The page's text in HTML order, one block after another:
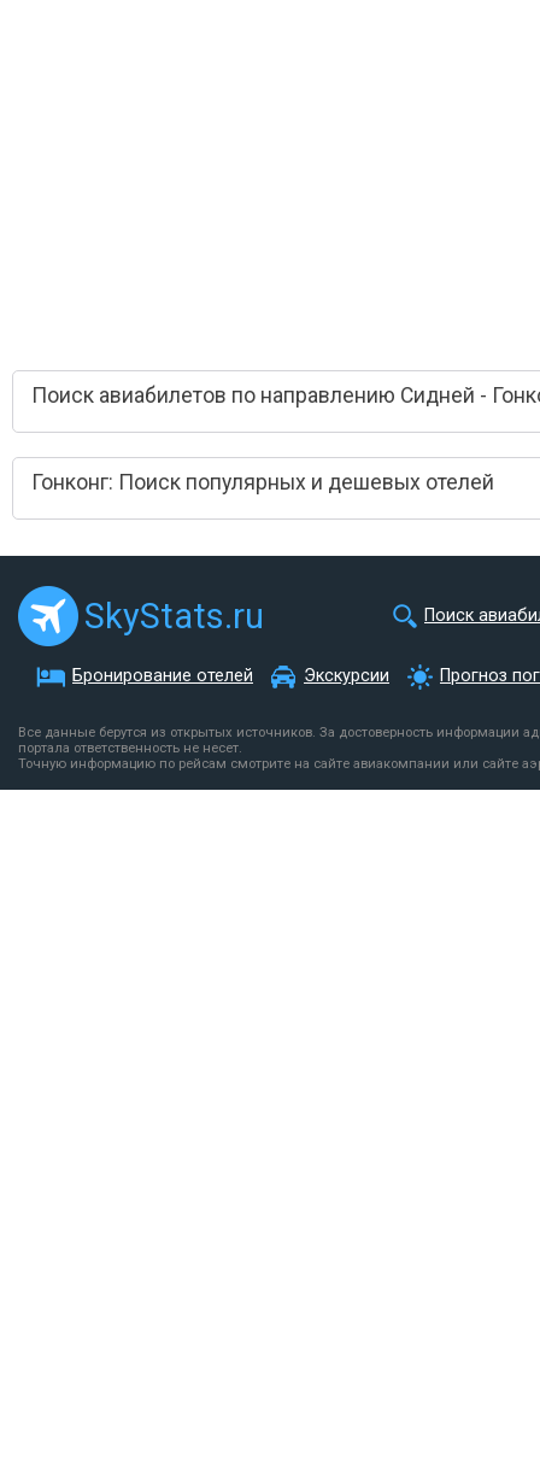
Поиск авиабилетов по направлению Сидней -
Гонконг: Поиск популярных и дешевых отелей
SkyStats.ru Поиск
Бронирование отелей Экскурсии Прогноз
Все данные берутся из открытых источников. За достоверность информации
портала ответственность не несет.
Точную информацию по рейсам смотрите на сайте авиакомпании или сайте